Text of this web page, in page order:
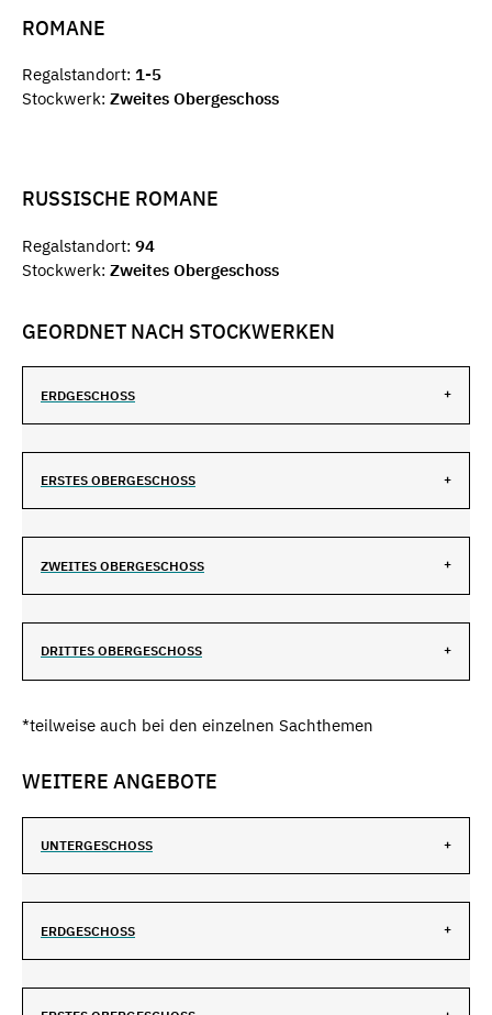
ROMANE
Regalstandort: 1-5
Stockwerk: Zweites Obergeschoss
RUSSISCHE ROMANE
Regalstandort: 94
Stockwerk: Zweites Obergeschoss
GEORDNET NACH STOCKWERKEN
ERDGESCHOSS
ERSTES OBERGESCHOSS
ZWEITES OBERGESCHOSS
DRITTES OBERGESCHOSS
*teilweise auch bei den einzelnen Sachthemen
WEITERE ANGEBOTE
UNTERGESCHOSS
ERDGESCHOSS